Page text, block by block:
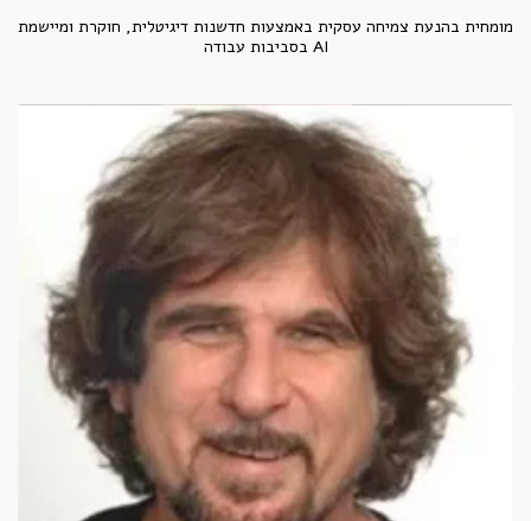
מומחית בהנעת צמיחה עסקית באמצעות חדשנות דיגיטלית, חוקרת ומיישמת
AI בסביבות עבודה